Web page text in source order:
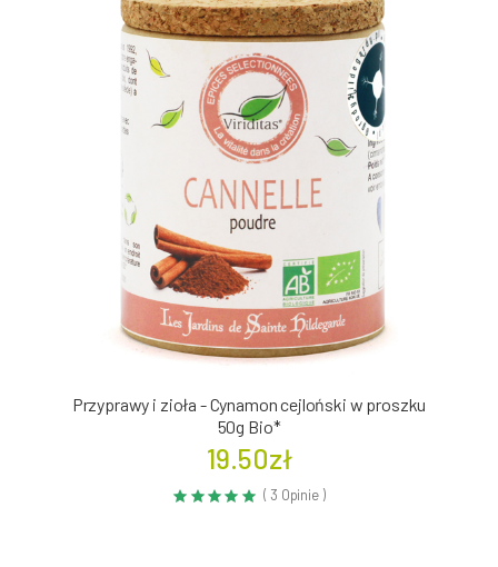
Przyprawy i zioła - Cynamon cejloński w proszku
50g Bio*
19.50zł
( 3 Opinie )